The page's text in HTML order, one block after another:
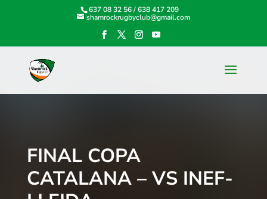
637 08 32 56/638 417 209
shamrockrugbyclub@gmail.com
FINAL COPA
CATALANA – VS INEF-